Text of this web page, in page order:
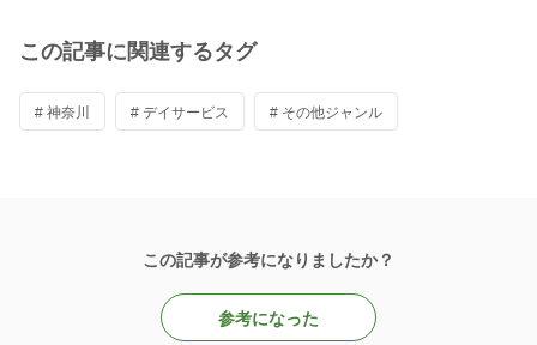
この記事に関連するタグ
# 神奈川 # デイサービス # その他ジャンル
この記事が参考になりましたか？
参考になった